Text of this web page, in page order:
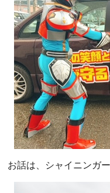
お話は、シャイニンガ